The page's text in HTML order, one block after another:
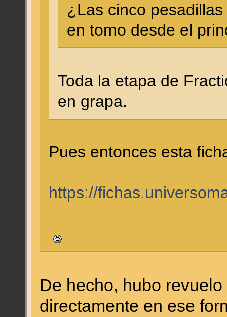
¿Las cinco
en tomo desde el
Toda la etapa de
en grapa.
Pues entonces esta
https://
De hecho, hubo
directamente en ese